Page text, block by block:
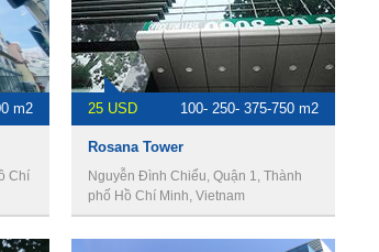
m2
Chí
25 USD 100- 250- 375-750 m2
Rosana Tower
Nguyễn Đình Chiểu, Quận 1, Thành
phố Hồ Chí Minh, Vietnam